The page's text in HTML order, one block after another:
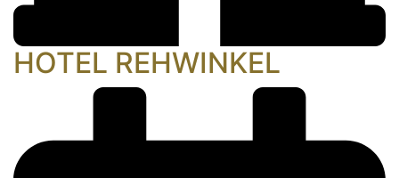
HOTEL REHWINKEL